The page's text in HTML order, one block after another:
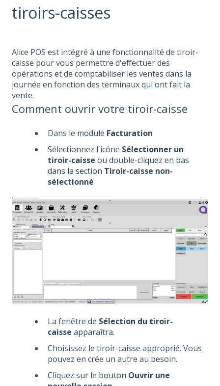
tiroirs-caisses
Alice POS est intégré à une fonctionnalité de tiroir-
caisse pour vous permettre d'effectuer des
opérations et de comptabiliser les ventes dans la
journée en fonction des terminaux qui ont fait la
vente.
Comment ouvrir votre tiroir-caisse
Dans le module Facturation
Sélectionnez l'icône Sélectionner un
tiroir-caisse ou double-cliquez en bas
dans la section Tiroir-caisse non-
sélectionné
La fenêtre de Sélection du tiroir-
caisse apparaîtra.
Choisissez le tiroir-caisse approprié. Vous
pouvez en crée un autre au besoin.
Cliquez sur le bouton Ouvrir une